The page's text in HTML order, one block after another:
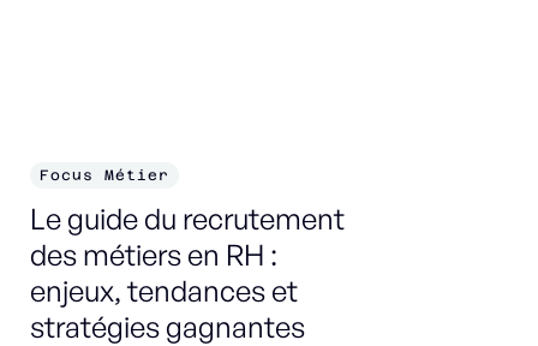
Focus Métier
Le guide du recrutement
des métiers en RH :
enjeux, tendances et
stratégies gagnantes